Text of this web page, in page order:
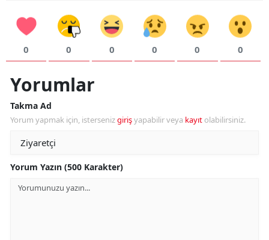
0 0 0 0 0 0
Yorumlar
Takma Ad
Yorum yapmak için, istersenizgirişyapabilir veya kayıt olabilirsiniz.
Yorum Yazın (500 Karakter)